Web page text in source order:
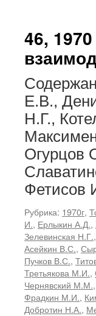
46,
Е.В.,
Н.Г.,
Огурцов
Рубрика: 1970г,
И., Ерлыкин А.Д.,
Зелевинская Н.Г.,
Асейкин В.С.,
Пучков В.С.,
Третьякова М.И.,
Чернявский М.М.,
Фрадкин М.И.,
Добротин Н.А.,